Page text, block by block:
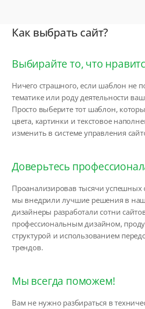
Как выбрать сайт?
Выбирайте то, что
Ничего страшного, если шаблон не
тематике или роду деятельности
Просто выберите тот шаблон,
цвета, картинки и текстовое
изменить в системе управления
Доверьтесь
Проанализировав тысячи успешных
мы внедрили лучшие решения в
дизайнеры разработали сотни
профессиональным дизайном,
структурой и использованием
трендов.
Мы всегда поможем!
Вам не нужно разбираться в